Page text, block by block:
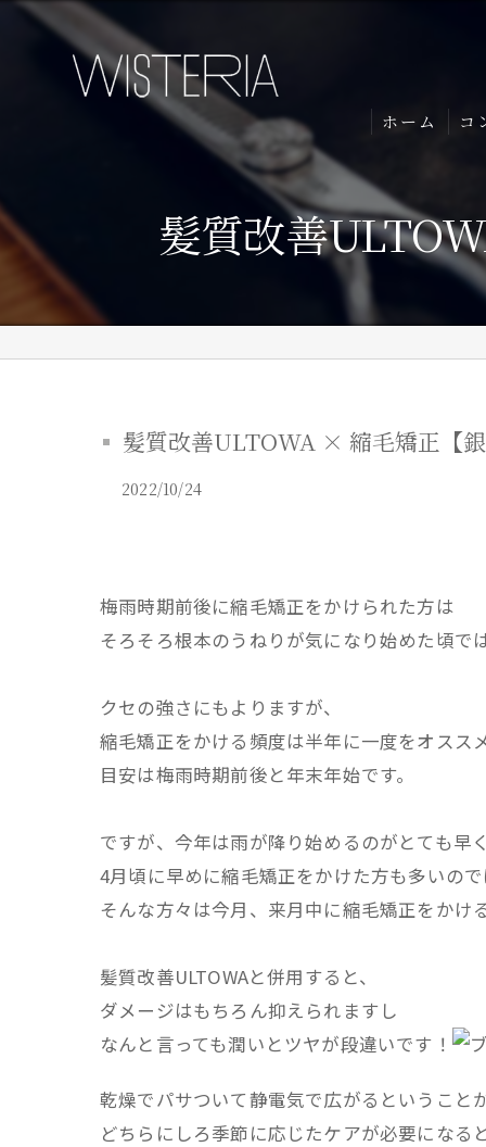
ホーム コ
髪質改善
髪質改善ULTOWA × 縮毛矯正【
2022/10/24
梅雨時期前後に縮毛矯正をかけられた方は
そろそろ根本のうねりが気になり始めた頃で
クセの強さにもよりますが、
縮毛矯正をかける頻度は半年に一度をオスス
目安は梅雨時期前後と年末年始です。
ですが、今年は雨が降り始めるのがとても早
4月頃に早めに縮毛矯正をかけた方も多いので
そんな方々は今月、来月中に縮毛矯正をかけ
髪質改善ULTOWAと併用すると、
ダメージはもちろん抑えられますし
なんと言っても潤いとツヤが段違いです！
乾燥でパサついて静電気で広がるということ
どちらにしろ季節に応じたケアが必要になる